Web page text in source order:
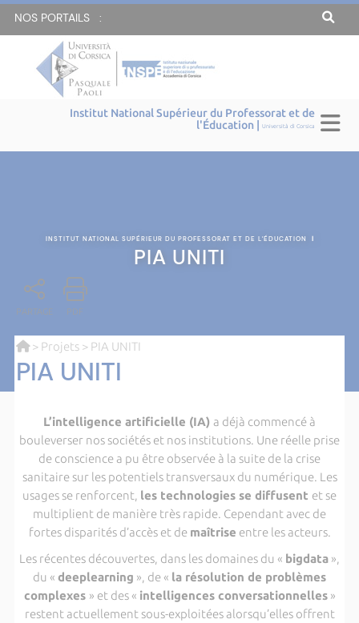
NOS PORTAILS :
Institut National Supérieur du Professorat et de
l'Éducation |Università di Corsica
INSTITUT NATIONAL SUPÉRIEUR DU PROFESSORAT ET DE L'ÉDUCATION |
PIA UNITI
PARTAGE PDF
> Projets> PIA UNITI
PIA UNITI
L’intelligence artificielle (IA) a déjà commencé à
bouleverser nos sociétés et nos institutions. Une réelle prise
de conscience a pu être observée à la suite de la crise
sanitaire sur les potentiels transversaux du numérique. Les
usages se renforcent, les technologies se diffusent et se
multiplient de manière très rapide. Cependant avec de
fortes disparités d’accès et de maîtrise entre les acteurs.
Les récentes découvertes, dans les domaines du « bigdata »,
du « deeplearning », de « la résolution de problèmes
complexes » et des « intelligences conversationnelles»
restent actuellement sous-exploitées alorsqu’elles offrent